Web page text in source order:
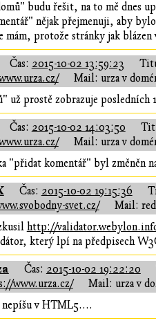
budu řešit, na to mě dnes
nějak přejmenuji, aby
mám, protože stránky jak
Čas: 2015-10-02 13:59:23
Mail: urza v
už prostě zobrazuje posledních
Čas: 2015-10-02 14:03:50
Mail: urza v
"přidat komentář" byl změněn
Čas: 2015-10-02 19:15:36
svet.cz/
Mail:
http://
který lpí na předpisech
Čas: 2015-10-02 19:22:20
www.urza.cz/
Mail: urza v
nepíšu v HTML5....